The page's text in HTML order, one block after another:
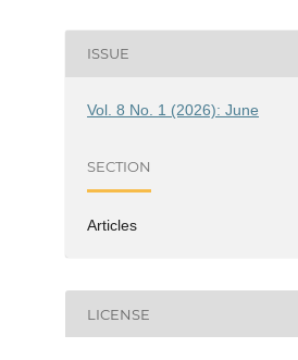
ISSUE
Vol. 8 No. 1 (2026): June
SECTION
Articles
LICENSE